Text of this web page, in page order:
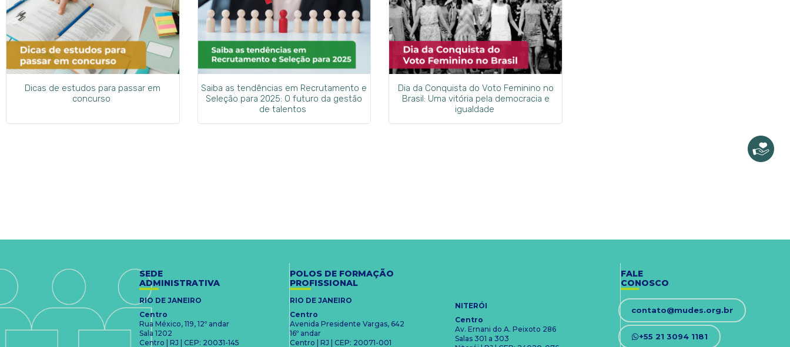
Dicas de estudos para passar em
concurso
Saiba as tendências em Recrutamento e
Seleção para 2025: O futuro da gestão
de talentos
Dia da Conquista do Voto Feminino no
Brasil: Uma vitória pela democracia e
igualdade
SEDE
ADMINISTRATIVA
RIO DE JANEIRO
Centro
Rua México, 119, 12º andar
Sala 1202
Centro | RJ | CEP: 20031-145
POLOS DE FORMAÇÃO
PROFISSIONAL
RIO DE JANEIRO
Centro
Avenida Presidente Vargas, 642
16º andar
Centro | RJ | CEP: 20071-001
NITERÓI
Centro
Av. Ernani do A. Peixoto 286
Salas 301 a 303
FALE
CONOSCO
contato@mudes.org.br
+55 21 3094 1181